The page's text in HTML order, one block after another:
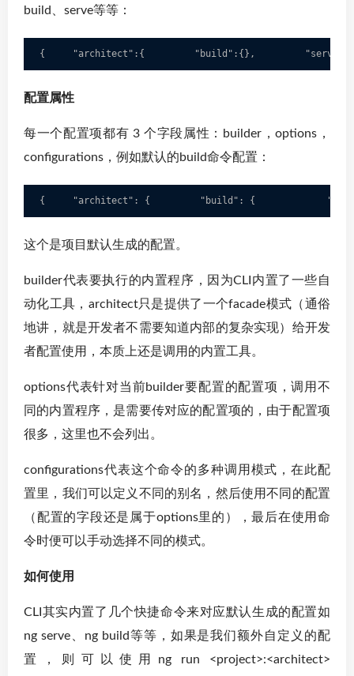
build、serve等等：
{     "architect":{         "build":{},
配置属性
每一个配置项都有 3 个字段属性：builder，options，
configurations，例如默认的build命令配置：
{     "architect": {         "build": {
这个是项目默认生成的配置。
builder代表要执行的内置程序，因为CLI内置了一些自
动化工具，architect只是提供了一个facade模式（通俗
地讲，就是开发者不需要知道内部的复杂实现）给开发
者配置使用，本质上还是调用的内置工具。
options代表针对当前builder要配置的配置项，调用不
同的内置程序，是需要传对应的配置项的，由于配置项
很多，这里也不会列出。
configurations代表这个命令的多种调用模式，在此配
置里，我们可以定义不同的别名，然后使用不同的配置
（配置的字段还是属于options里的），最后在使用命
令时便可以手动选择不同的模式。
如何使用
CLI其实内置了几个快捷命令来对应默认生成的配置如
ng serve、ng build等等，如果是我们额外自定义的配
置，则可以使用ng run <project>:<architect>